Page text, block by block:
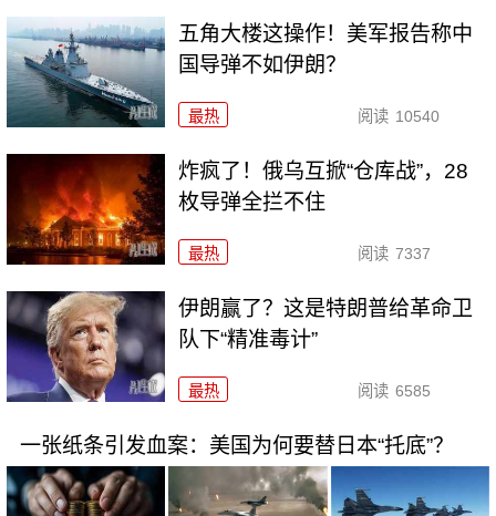
五角大楼这操作！美军报告称中
国导弹不如伊朗？
最热 阅读 10540
炸疯了！俄乌互掀“仓库战”，28
枚导弹全拦不住
最热 阅读 7337
伊朗赢了？这是特朗普给革命卫
队下“精准毒计”
最热 阅读 6585
一张纸条引发血案：美国为何要替日本“托底”？